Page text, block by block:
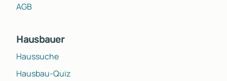
AGB
Hausbauer
Haussuche
Hausbau-Quiz